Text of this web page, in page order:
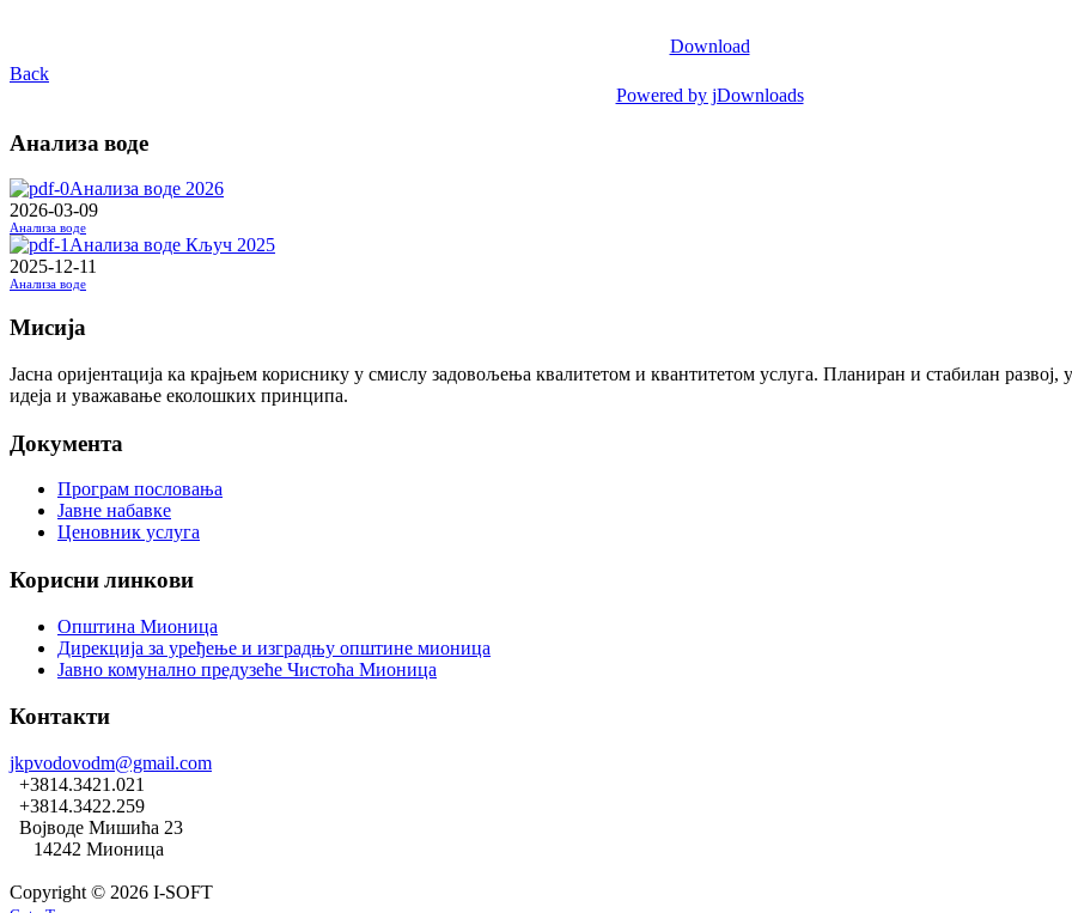
Download
Back
Powered by jDownloads
Анализа воде
Анализа воде 2026
2026-03-09
Анализа воде
Анализа воде Кључ 2025
2025-12-11
Анализа воде
Мисија
Јасна оријентација ка крајњем кориснику у смислу задовољења квалитетом и квантитетом услуга. Планиран и стабилан
идеја и уважавање еколошких принципа.
Документа
Програм пословања
Јавне набавке
Ценовник услуга
Корисни линкови
Општина Мионица
Дирекција за уређење и изградњу општине мионица
Јавно комунално предузеће Чистоћа Мионица
Контакти
jkpvodovodm@gmail.com
+3814.3421.021
+3814.3422.259
Војводе Мишића 23
14242 Мионица
Copyright © 2026 I-SOFT